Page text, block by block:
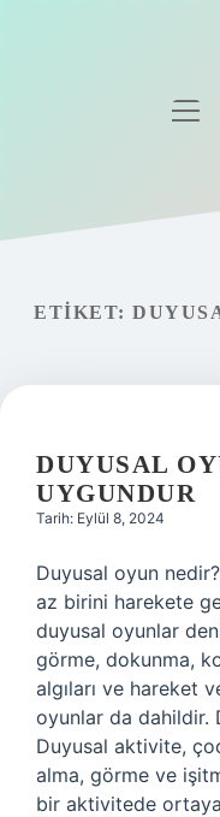
Gizlilik
Yasal Uyarı
Hakkımızda
ETIKET:
DUYUSAL
UYGUNDUR
Tarih: Eylül 8, 2024
Duyusal oyun
az birini harekete
duyusal oyunlar
görme, dokunma,
algıları ve hareket
oyunlar da dahildir.
Duyusal aktivite,
alma, görme ve
bir aktivitede ortaya